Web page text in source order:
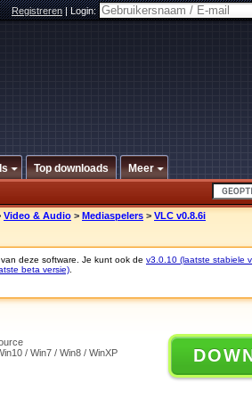
Registreren|Login:
Top downloads Meer
Video & Audio > Mediaspelers > VLC v0.8.6i
deze software. Je kunt ook de v3.0.10 (laatste stabiele
beta versie)
/ Win7 / Win8 / WinXP